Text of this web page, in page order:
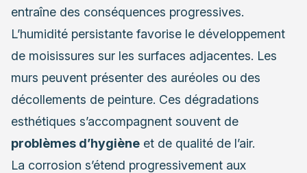
entraîne des conséquences progressives.
L’humidité persistante favorise le développement
de moisissures sur les surfaces adjacentes. Les
murs peuvent présenter des auréoles ou des
décollements de peinture. Ces dégradations
esthétiques s’accompagnent souvent de
problèmes d’hygiène et de qualité de l’air.
La corrosion s’étend progressivement aux